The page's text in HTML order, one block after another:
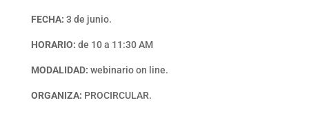
FECHA: 3 de junio.
HORARIO: de 10 a 11:30 AM
MODALIDAD: webinario on line.
ORGANIZA: PROCIRCULAR.